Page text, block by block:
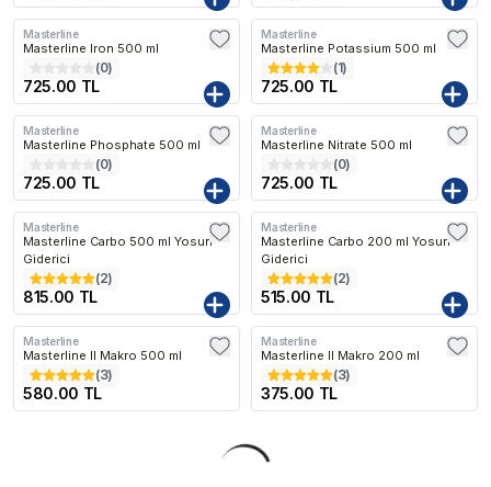
Masterline
Masterline Iron 500 ml
(0)
725.00 TL
Masterline
Masterline Potassium 500 ml
(1)
725.00 TL
Masterline
Masterline Phosphate 500 ml
(0)
725.00 TL
Masterline
Masterline Nitrate 500 ml
(0)
725.00 TL
Kargo Bedava
Masterline
Masterline Carbo 500 ml Yosun
Giderici
(2)
815.00 TL
Masterline
Masterline Carbo 200 ml Yosun
Giderici
(2)
515.00 TL
Masterline
Masterline II Makro 500 ml
(3)
580.00 TL
Masterline
Masterline II Makro 200 ml
(3)
375.00 TL